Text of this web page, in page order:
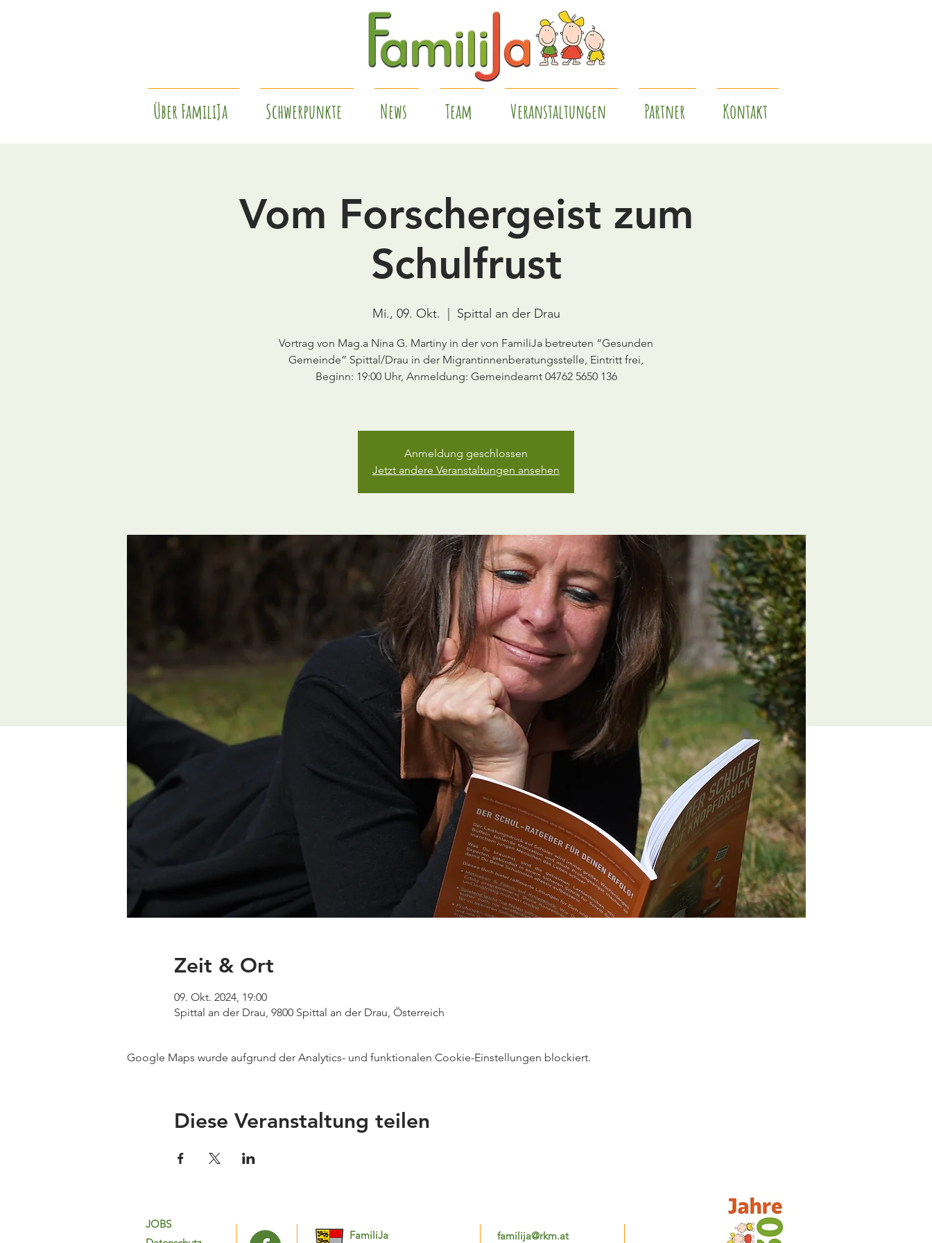
Über FamiliJa Schwerpunkte News Team Veranstaltungen Partner Kontakt
Vom Forschergeist zum
Schulfrust
Mi., 09. Okt. Spittal an der Drau
Vortrag von Mag.a Nina G. Martiny in der von FamiliJa betreuten “Gesunden
Gemeinde” Spittal/Drau in der Migrantinnenberatungsstelle, Eintritt frei,
Beginn: 19:00 Uhr, Anmeldung: Gemeindeamt 04762 5650 136
Anmeldung geschlossen
Jetzt andere Veranstaltungen ansehen
Zeit & Ort
09. Okt. 2024, 19:00
Spittal an der Drau, 9800 Spittal an der Drau, Österreich
Google Maps wurde aufgrund der Analytics- und funktionalen Cookie-Einstellungen blockiert.
Diese Veranstaltung teilen
JOBS
FamiliJa
familija@rkm.at